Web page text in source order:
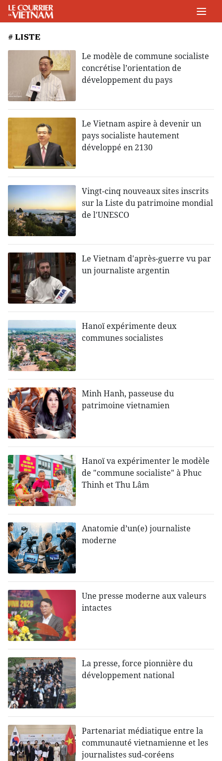
# LISTE
Le modèle de commune socialiste
concrétise l’orientation de
développement du pays
Le Vietnam aspire à devenir un
pays socialiste hautement
développé en 2130
Vingt-cinq nouveaux sites inscrits
sur la Liste du patrimoine mondial
de l'UNESCO
Le Vietnam d'après-guerre vu par
un journaliste argentin
Hanoï expérimente deux
communes socialistes
Minh Hanh, passeuse du
patrimoine vietnamien
Hanoï va expérimenter le modèle
de "commune socialiste" à Phuc
Thinh et Thu Lâm
Anatomie d’un(e) journaliste
moderne
Une presse moderne aux valeurs
intactes
La presse, force pionnière du
développement national
Partenariat médiatique entre la
communauté vietnamienne et les
journalistes sud-coréens